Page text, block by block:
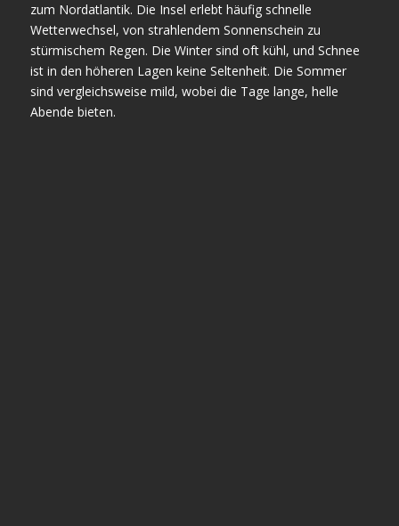
zum Nordatlantik. Die Insel erlebt häufig schnelle
Wetterwechsel, von strahlendem Sonnenschein zu
stürmischem Regen. Die Winter sind oft kühl, und Schnee
ist in den höheren Lagen keine Seltenheit. Die Sommer
sind vergleichsweise mild, wobei die Tage lange, helle
Abende bieten.